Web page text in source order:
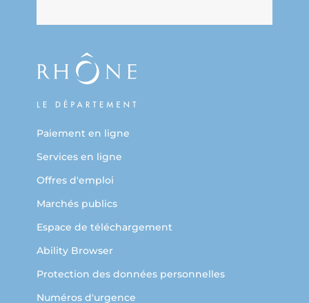
Paiement en ligne
Services en ligne
Offres d'emploi
Marchés publics
Espace de téléchargement
Ability Browser
Protection des données personnelles
Numéros d'urgence